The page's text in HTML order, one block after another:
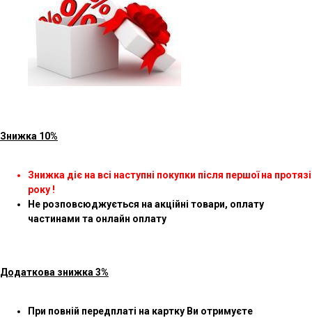
Знижка 10%
Знижка діє на всі наступні покупки після першої на протязі
року !
Не розповсюджується на акційні товари, оплату
частинами та онлайн оплату
Додаткова знижка 3%
При повній передплаті на картку Ви отримуєте